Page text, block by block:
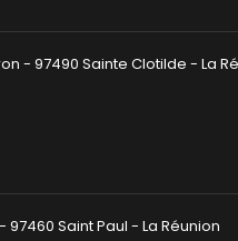
- 97490 Sainte Clotilde - La
Saint Paul - La Réunion